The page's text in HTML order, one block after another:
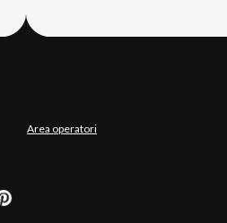
Area operatori